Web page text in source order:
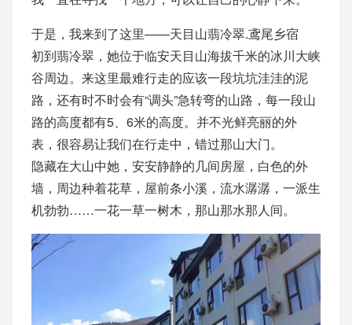
于是，我来到了这里——天目山翡冷翠.鸢尾乡宿
初到翡冷翠，她位于临安天目山海拔千米的冰川大峡
谷周边。来这里最难行走的应该一段坑坑洼洼的泥
路，还有时不时会有“调头”急转弯的山路，每一段山
路的高度都有5、6米的高度。并不光鲜亮丽的外
表，很容易让我们在行走中，错过那山大门。
隐藏在大山中她，安安静静的几间房屋，白色的外
墙，周边种着花草，屋前条小溪，流水潺潺，一派生
机勃勃……一花一草一树木，那山那水那人间。